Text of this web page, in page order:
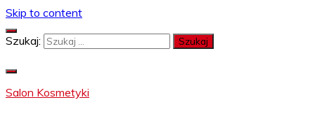
Skip to content
Szukaj:
Salon Kosmetyki